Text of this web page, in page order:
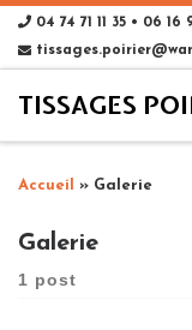
04 74 71 11 35 • 06 16
TISSAGES
Accueil » Galerie
Galerie
1 post